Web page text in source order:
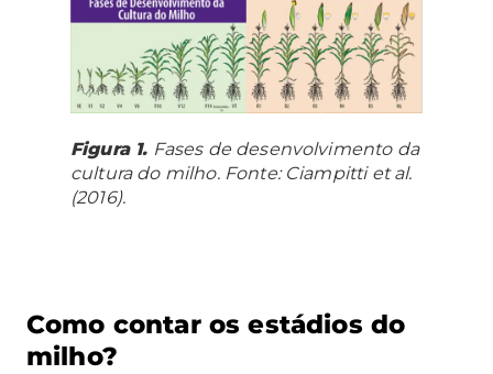
Figura 1. Fases de desenvolvimento da
cultura do milho. Fonte: Ciampitti et al.
(2016).
Como contar os estádios do
milho?